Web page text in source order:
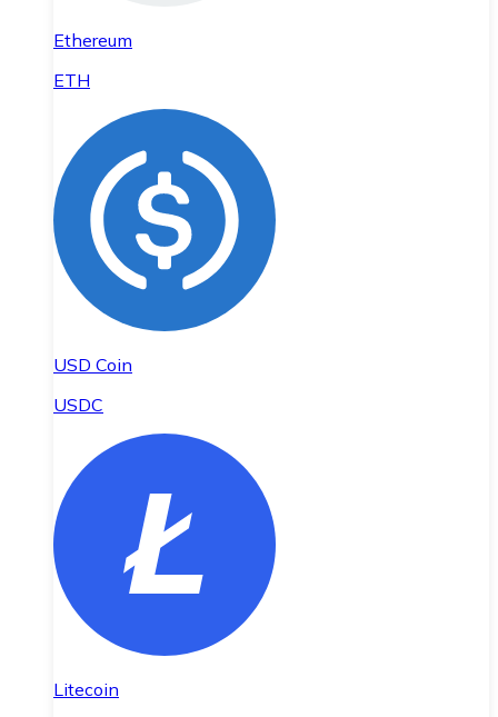
Ethereum
ETH
USD Coin
USDC
Litecoin